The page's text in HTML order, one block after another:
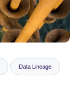
Data Lineage